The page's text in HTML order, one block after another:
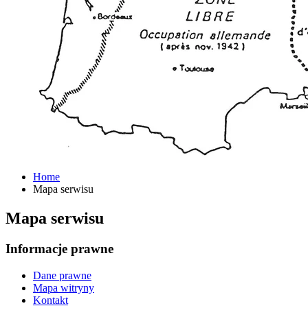
Home
Mapa serwisu
Mapa serwisu
Informacje prawne
Dane prawne
Mapa witryny
Kontakt